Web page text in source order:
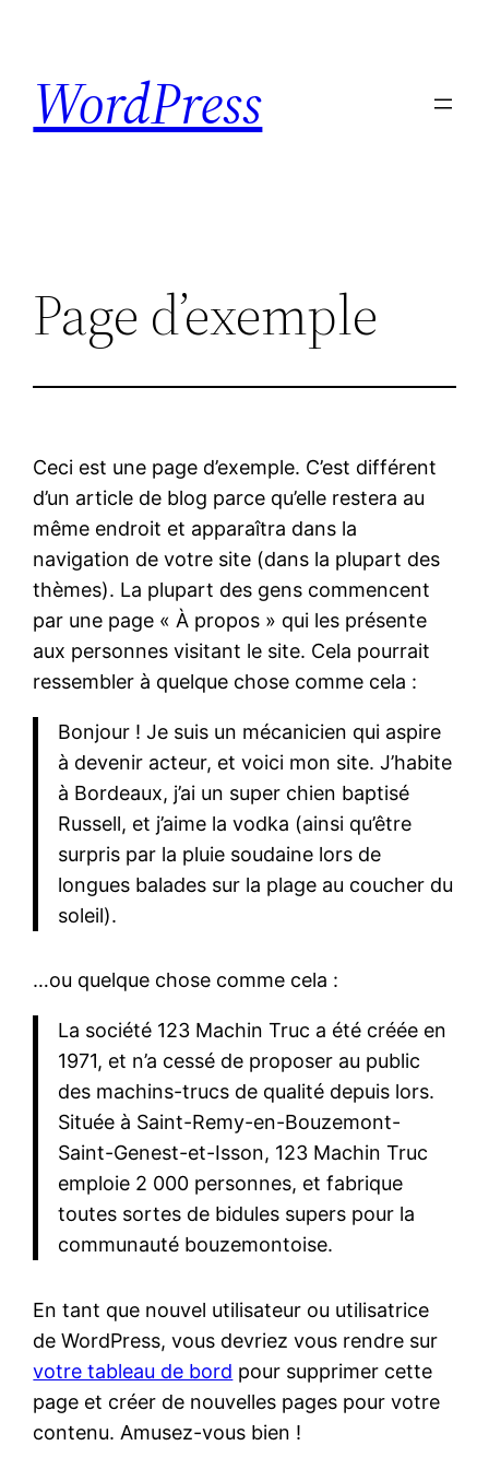
content
WordPress
Page d’exemple
Ceci est une page d’exemple. C’est différent
d’un article de blog parce qu’elle restera au
même endroit et apparaîtra dans la
navigation de votre site (dans la plupart des
thèmes). La plupart des gens commencent
par une page « À propos » qui les présente
aux personnes visitant le site. Cela pourrait
ressembler à quelque chose comme cela :
Bonjour ! Je suis un mécanicien qui aspire
à devenir acteur, et voici mon site. J’habite
à Bordeaux, j’ai un super chien baptisé
Russell, et j’aime la vodka (ainsi qu’être
surpris par la pluie soudaine lors de
longues balades sur la plage au coucher du
soleil).
…ou quelque chose comme cela :
La société 123 Machin Truc a été créée en
1971, et n’a cessé de proposer au public
des machins-trucs de qualité depuis lors.
Située à Saint-Remy-en-Bouzemont-
Saint-Genest-et-Isson, 123 Machin Truc
emploie 2 000 personnes, et fabrique
toutes sortes de bidules supers pour la
communauté bouzemontoise.
En tant que nouvel utilisateur ou utilisatrice
de WordPress, vous devriez vous rendre sur
votre tableau de bord pour supprimer cette
page et créer de nouvelles pages pour votre
contenu. Amusez-vous bien !